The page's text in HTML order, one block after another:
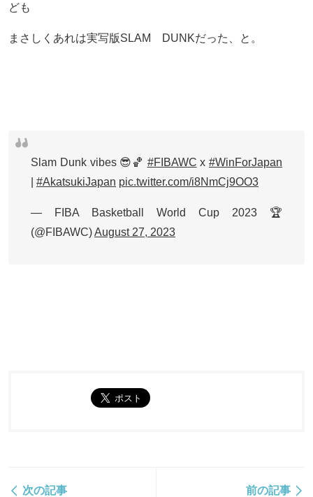
ども
まさしくあれは実写版SLAM DUNKだった、と。
Slam Dunk vibes 😎🏀 #FIBAWC x #WinForJapan
#AkatsukiJapan pic.twitter.com/i8NmCj9OO3
— FIBA Basketball World Cup 2023 🏆
(@FIBAWC)August 27, 2023
次の記事 前の記事